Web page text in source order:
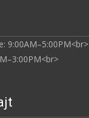
9:00AM–5:00PM<br>